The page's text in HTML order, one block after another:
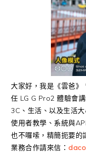
大家好，我是《雲爸》
任 LG G Pro2 體驗會
3C、生活、以及生活
使用者教學、系統與
也不囉嗦，精簡扼要的
業務合作請來信：